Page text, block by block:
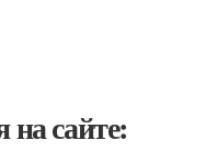
на сайте: